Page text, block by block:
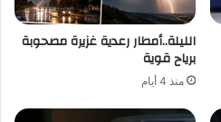
الليلة..أمطار رعدية غزيرة مصحوبة
برياح قوية
منذ 4 أيام